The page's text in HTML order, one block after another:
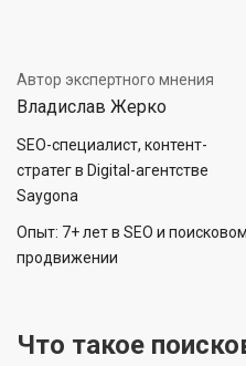
Автор экспертного мнения
Владислав Жерко
SEO-специалист, контент-
стратег в Digital-агентстве
Saygona
Опыт: 7+ лет в SEO и поисковом
продвижении
Что такое